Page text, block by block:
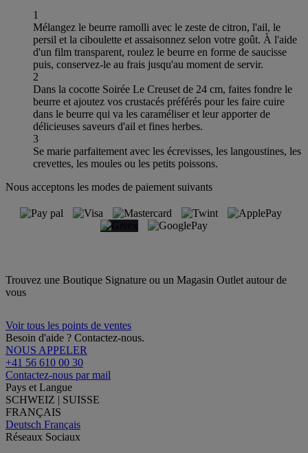
1
Mélangez le beurre ramolli avec le zeste de citron, l'ail, le
persil et la ciboulette et assaisonnez selon votre goût. À l'aide
d'un film transparent, roulez le beurre en forme de saucisse
puis, conservez-le au frais jusqu'au moment de servir.
2
Dans la cocotte Soirée Le Creuset de 24 cm, faites fondre le
beurre et ajoutez vos crustacés préférés pour les faire cuire
dans le beurre qui va les caraméliser et leur apporter de
délicieuses saveurs d'ail et fines herbes.
3
Se marie parfaitement avec les écrevisses, les langoustines, les
crevettes, les moules ou les petits poissons.
Nous acceptons les modes de paiement suivants
Trouvez une Boutique Signature ou un Magasin Outlet autour de
vous
Voir tous les points de ventes
Besoin d'aide ? Contactez-nous.
NOUS APPELER
+41 56 610 00 30
Contactez-nous par mail
Pays et Langue
SCHWEIZ | SUISSE
FRANÇAIS
Deutsch Français
Réseaux Sociaux